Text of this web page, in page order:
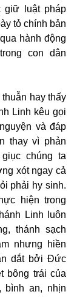
giữ luật pháp
tỏ chính bản
hành động
con dân
hay thấy
Linh kêu gọi
và đáp
thay vì phản
chúng ta
xót ngay cả
phải hy sinh.
hiện trong
Linh luôn
thánh sạch
nhưng hiền
dắt bởi Đức
bông trái của
bình an, nhịn